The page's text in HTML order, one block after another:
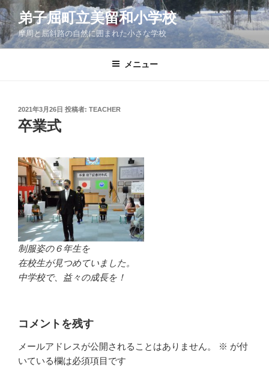
コ
ン
テ
ン
弟子屈町立美留和小学校
摩周と屈斜路の自然に囲まれた小さな学校
メニュー
投
稿
日:
2021年3月26日 投稿者: TEACHER
卒業式
制服姿の６年生を
在校生が見つめていました。
中学校で、益々の成長を！
コメントを残す
メールアドレスが公開されることはありません。 ※ が付
いている欄は必須項目です